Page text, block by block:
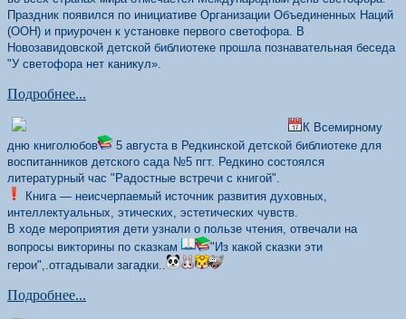
Праздник появился по инициативе Организации Объединенных Наций
(ООН) и приурочен к установке первого светофора. В
Новозавидовской детской библиотеке прошла познавательная беседа
"У светофора нет каникул».
Подробнее...
К Всемирному
дню книголюбов
5 августа в Редкинской детской библиотеке для
воспитанников детского сада №5 пгт. Редкино состоялся
литературный час "Радостные встречи с книгой".
Книга — неисчерпаемый источник развития духовных,
интеллектуальных, этических, эстетических чувств.
В ходе мероприятия дети узнали о пользе чтения, отвечали на
вопросы викторины по сказкам
"Из какой сказки эти
герои",.отгадывали загадки..
Подробнее...